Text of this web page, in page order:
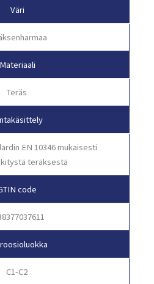
Väri
Materiaali
Teräs
EN 10346 mukaisesti
teräksestä
code
C1-C2